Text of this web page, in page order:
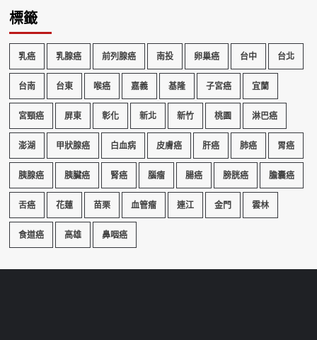
標籤
乳癌 乳腺癌 前列腺癌 南投 卵巢癌 台中 台北
台南 台東 喉癌 嘉義 基隆 子宮癌 宜蘭
宮頸癌 屏東 彰化 新北 新竹 桃園 淋巴癌
澎湖 甲狀腺癌 白血病 皮膚癌 肝癌 肺癌 胃癌
胰腺癌 胰臟癌 腎癌 腦瘤 腸癌 膀胱癌 膽囊癌
舌癌 花蓮 苗栗 血管瘤 連江 金門 雲林
食道癌 高雄 鼻咽癌